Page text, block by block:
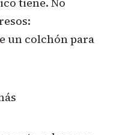
un colchón para